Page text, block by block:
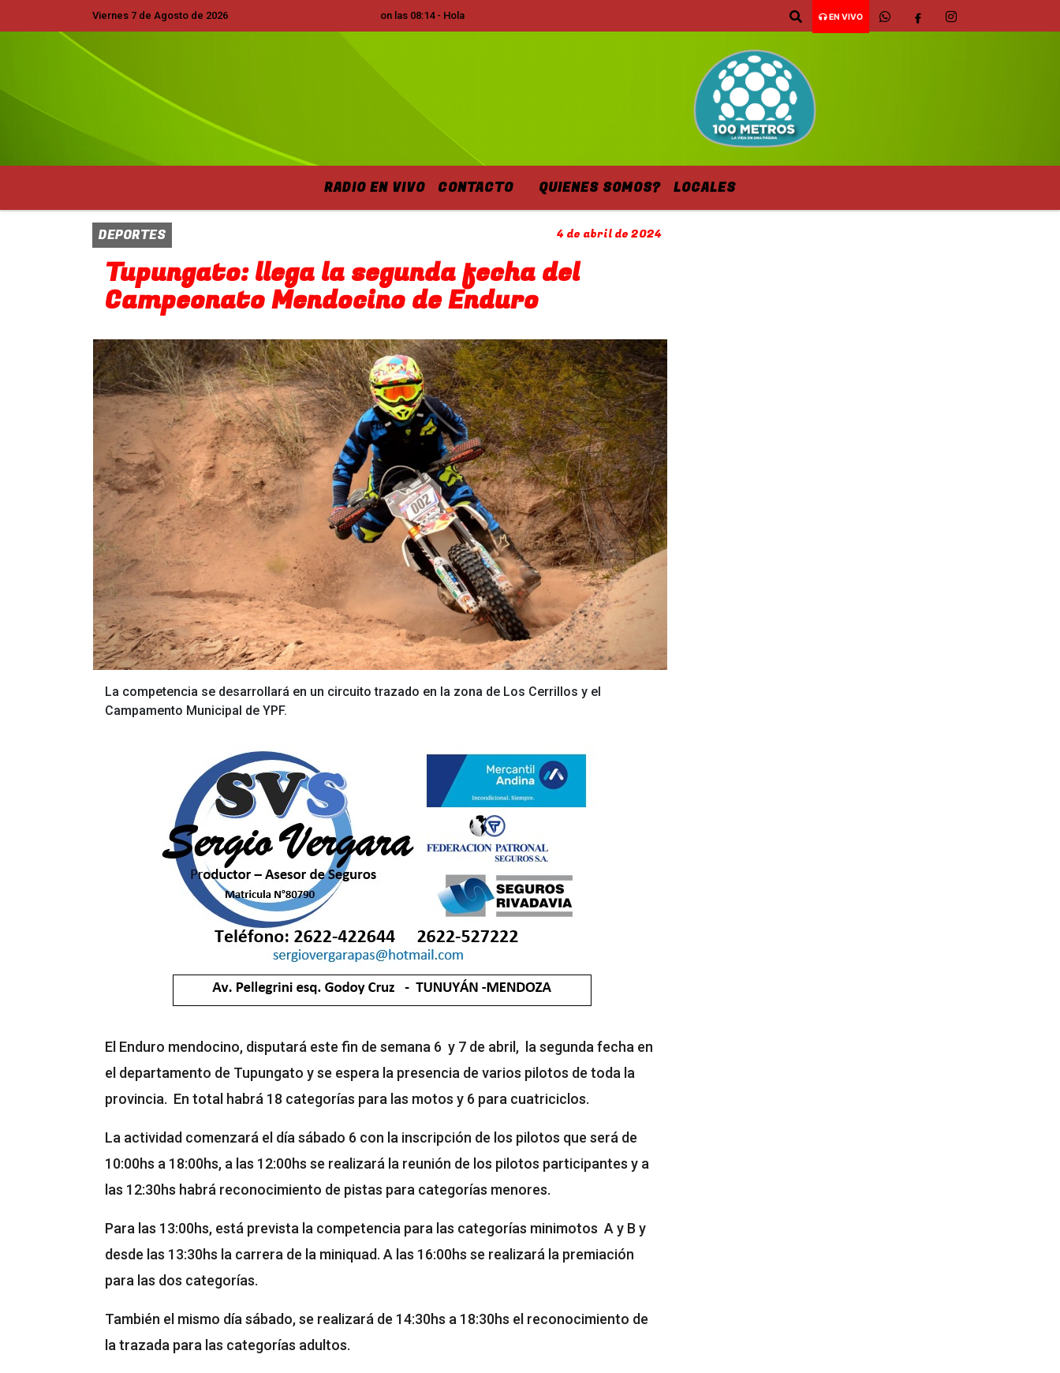
Viernes 7 de Agosto de 2026Hoy es Viernes 7 de Agosto de 2026 y son las 08:14 - Hola EN VIVO
RADIO EN VIVO CONTACTO QUIENES SOMOS? LOCALES
DEPORTES 4 de abril de 2024
Tupungato: llega la segunda fecha del
Campeonato Mendocino de Enduro
La competencia se desarrollará en un circuito trazado en la zona de Los Cerrillos y el
Campamento Municipal de YPF.
El Enduro mendocino, disputará este fin de semana 6 y 7 de abril, la segunda fecha en
el departamento de Tupungato y se espera la presencia de varios pilotos de toda la
provincia. En total habrá 18 categorías para las motos y 6 para cuatriciclos.
La actividad comenzará el día sábado 6 con la inscripción de los pilotos que será de
10:00hs a 18:00hs, a las 12:00hs se realizará la reunión de los pilotos participantes y a
las 12:30hs habrá reconocimiento de pistas para categorías menores.
Para las 13:00hs, está prevista la competencia para las categorías minimotos A y B y
desde las 13:30hs la carrera de la miniquad. A las 16:00hs se realizará la premiación
para las dos categorías.
También el mismo día sábado, se realizará de 14:30hs a 18:30hs el reconocimiento de
la trazada para las categorías adultos.